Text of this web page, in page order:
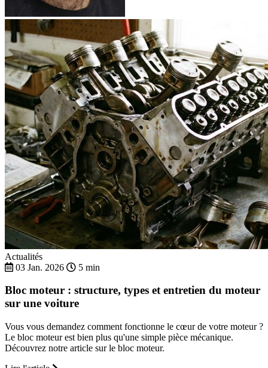
Actualités
03 Jan. 2026
5 min
Bloc moteur : structure, types et entretien du moteur
sur une voiture
Vous vous demandez comment fonctionne le cœur de votre moteur ?
Le bloc moteur est bien plus qu'une simple pièce mécanique.
Découvrez notre article sur le bloc moteur.